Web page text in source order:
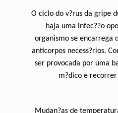
O ciclo do v?rus da gripe
haja uma infec??o
organismo se encarrega
anticorpos necess?rios.
ser provocada por uma
m?dico e
Mudan?as de